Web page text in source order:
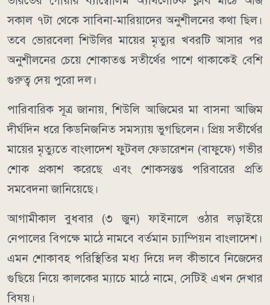
সকাল ৭টা থেকে সাবিনা-মারিয়াদের অনুশীলনের কথা ছিল।
তবে ভোরবেলা শিউলির মায়ের মৃত্যুর খবরটি আসার পর
অনুশীলনের চেয়ে শোকাতপ্ত সতীর্থের পাশে থাকাকেই বেশি
গুরুত্ব দেয় পুরো দল।
পারিবারিক সূত্র জানায়, শিউলি আজিমের মা বাসনা আজিম
দীর্ঘদিন ধরে কিডনিজনিত সমস্যায় ভুগছিলেন। প্রিয় সতীর্থের
মায়ের মৃত্যুতে বাংলাদেশ ফুটবল ফেডারেশন (বাফুফে) গভীর
শোক প্রকাশ করেছে এবং শোকসন্তপ্ত পরিবারের প্রতি
সমবেদনা জানিয়েছে।
আগামীকাল বুধবার (৩ জুন) ফাইনালে ওঠার লড়াইয়ে
নেপালের বিপক্ষে মাঠে নামবে বর্তমান চ্যাম্পিয়ন বাংলাদেশ।
এমন শোকাবহ পরিস্থিতির মধ্য দিয়ে দল কীভাবে নিজেদের
গুছিয়ে নিয়ে কালকের ম্যাচে মাঠে নামে, সেটিই এখন দেখার
বিষয়।